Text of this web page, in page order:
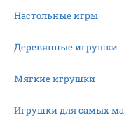
Настольные игры
Деревянные игрушки
Мягкие игрушки
Игрушки для самых